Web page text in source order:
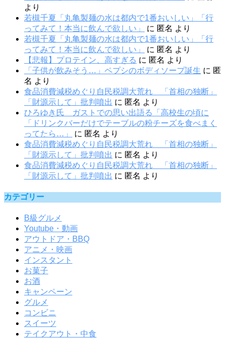
より
若槻千夏「丸亀製麺の水は都内で1番おいしい」「行
ってみて！本当に飲んで欲しい」
に 匿名 より
若槻千夏「丸亀製麺の水は都内で1番おいしい」「行
ってみて！本当に飲んで欲しい」
に 匿名 より
【悲報】プロテイン、高すぎる に 匿名 より
「子供が飲みそう…」ペプシのボディソープ誕生 に 匿
名 より
食品消費減税めぐり自民税調大荒れ 「首相の独断」
「財源示して」批判噴出 に 匿名 より
ひろゆき氏 ガストでの思い出語る「高校生の頃に
「ドリンクバーだけでテーブルの粉チーズを食べまく
ってたら…」
に 匿名 より
食品消費減税めぐり自民税調大荒れ 「首相の独断」
「財源示して」批判噴出 に 匿名 より
食品消費減税めぐり自民税調大荒れ 「首相の独断」
「財源示して」批判噴出 に 匿名 より
カテゴリー
B級グルメ
Youtube・動画
アウトドア・BBQ
アニメ・映画
インスタント
お菓子
お酒
キャンペーン
グルメ
コンビニ
スイーツ
テイクアウト・中食